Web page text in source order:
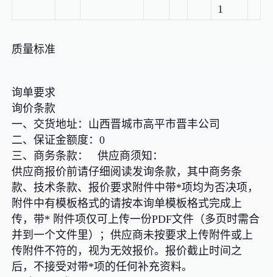
1
质量标准
询单要求
询价条款
一、交货地址：山西晋城市高平市晋丰公司
二、保证金额度：0
三、商务条款： 供应商须知：
供应商报价前请仔细阅读发询条款，其中商务条
款、技术条款、报价要求附件中带*项均为否决项，
附件中有模板格式的请按本询单模板格式完成上
传，带* 附件项仅可上传一份PDF文件（多页时需合
并到一个文件里）；供应商未按要求上传附件或上
传附件不符的，视为无效报价。报价截止时间之
后，不接受对带*项的任何补充资料。